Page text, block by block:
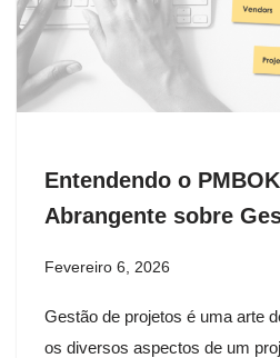
Entendendo o
Abrangente sobre
Fevereiro 6, 2026
Gestão de projetos é uma arte
os diversos aspectos de um